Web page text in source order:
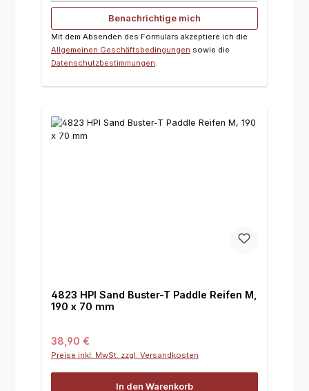
Benachrichtige mich
Mit dem Absenden des Formulars akzeptiere ich die
Allgemeinen Geschäftsbedingungen sowie die
Datenschutzbestimmungen
4823 HPI Sand Buster-T Paddle Reifen M,
190 x 70 mm
Regulärer Preis:
38,90 €
Preise inkl. MwSt. zzgl. Versandkosten
In den Warenkorb